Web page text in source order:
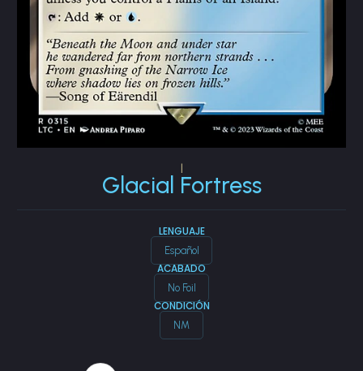
Glacial Fortress
LENGUAJE
Español
ACABADO
No Foil
CONDICIÓN
NM